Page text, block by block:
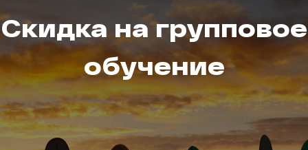
Скидка на групповое
обучение